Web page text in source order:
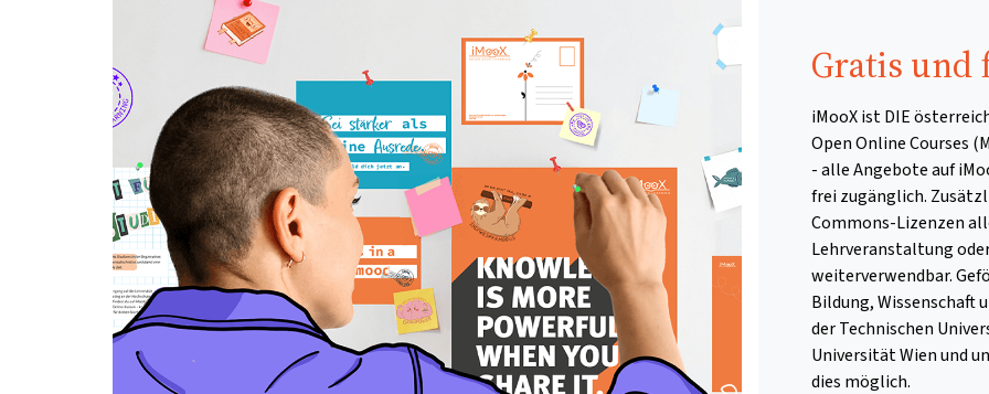
Gratis und
iMooX ist DIE
Open Online Courses
- alle Angebote auf
frei zugänglich.
Commons-Lizenzen
Lehrveranstaltung
weiterverwendbar.
Bildung, Wissenschaft
der Technischen
Universität Wien und
dies möglich.